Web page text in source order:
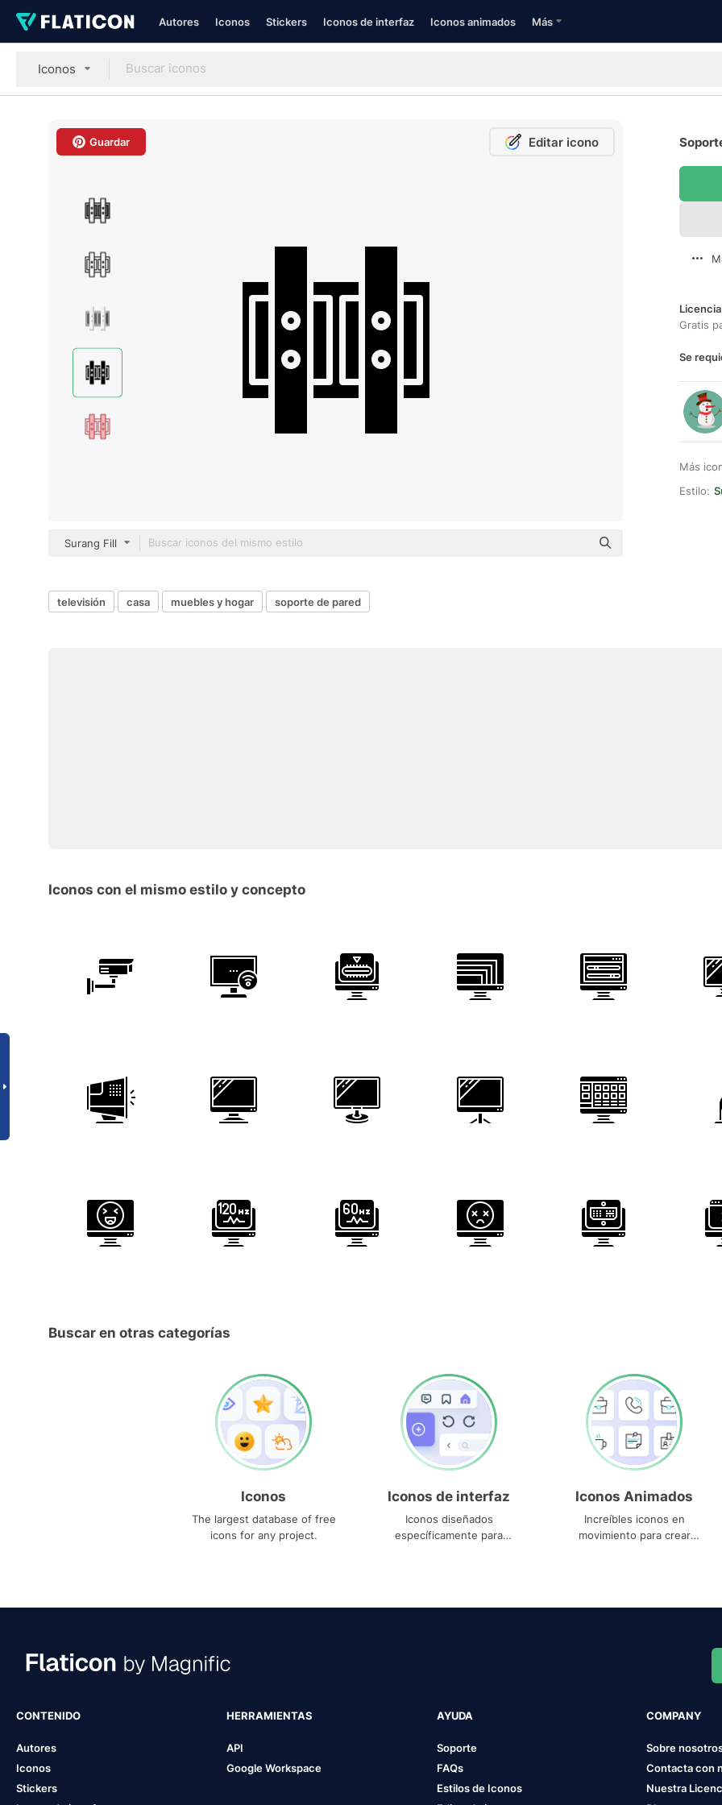
Autores Iconos Stickers Iconos de interfaz Iconos animados Más
Iconos
Guardar Editar icono
Surang Fill
Gratis
Se
Más
Estilo:
televisión casa muebles y hogar soporte de pared
Iconos con el mismo estilo y concepto
Buscar en otras categorías
Iconos
The largest database of free
icons for any project.
Iconos de interfaz
Iconos diseñados
específicamente para
Iconos Animados
Increíbles iconos en
movimiento para crear
CONTENIDO
Autores
Iconos
Stickers
HERRAMIENTAS
API
Google Workspace
AYUDA
Soporte
FAQs
Estilos de Iconos
COMPANY
Sobre
Contacta con
Nuestra